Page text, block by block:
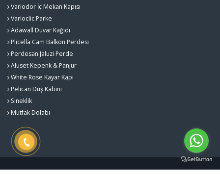
Variodor İç Mekan Kapısı
Varioclic Parke
Adawall Duvar Kağıdı
Plicella Cam Balkon Perdesi
Perdesan Jaluzi Perde
Aluset Kepenk & Panjur
White Rose Kayar Kapı
Pelican Duş Kabini
Sineklik
Mutfak Dolabı